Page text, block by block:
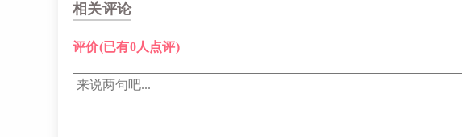
相关评论
评价(已有0人点评)